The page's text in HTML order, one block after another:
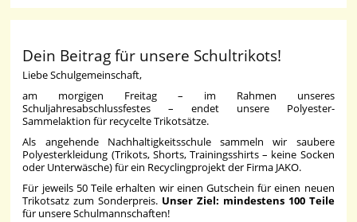
Dein Beitrag für unsere Schultrikots!
Liebe Schulgemeinschaft,
am morgigen Freitag – im Rahmen unseres
Schuljahresabschlussfestes – endet unsere Polyester-
Sammelaktion für recycelte Trikotsätze.
Als angehende Nachhaltigkeitsschule sammeln wir saubere
Polyesterkleidung (Trikots, Shorts, Trainingsshirts – keine Socken
oder Unterwäsche) für ein Recyclingprojekt der Firma JAKO.
Für jeweils 50 Teile erhalten wir einen Gutschein für einen neuen
Trikotsatz zum Sonderpreis. Unser Ziel: mindestens 100 Teile
für unsere Schulmannschaften!